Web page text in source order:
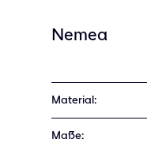
Nemea
Material:
Maße: